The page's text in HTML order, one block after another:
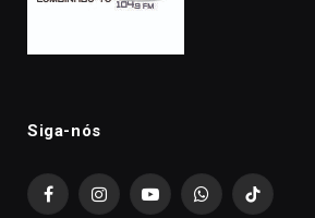
Siga-nós
FacebookInstagramYouTubeWhatsAppTikTok